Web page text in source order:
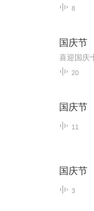
8
国庆节
20
国庆节
11
国庆节
3